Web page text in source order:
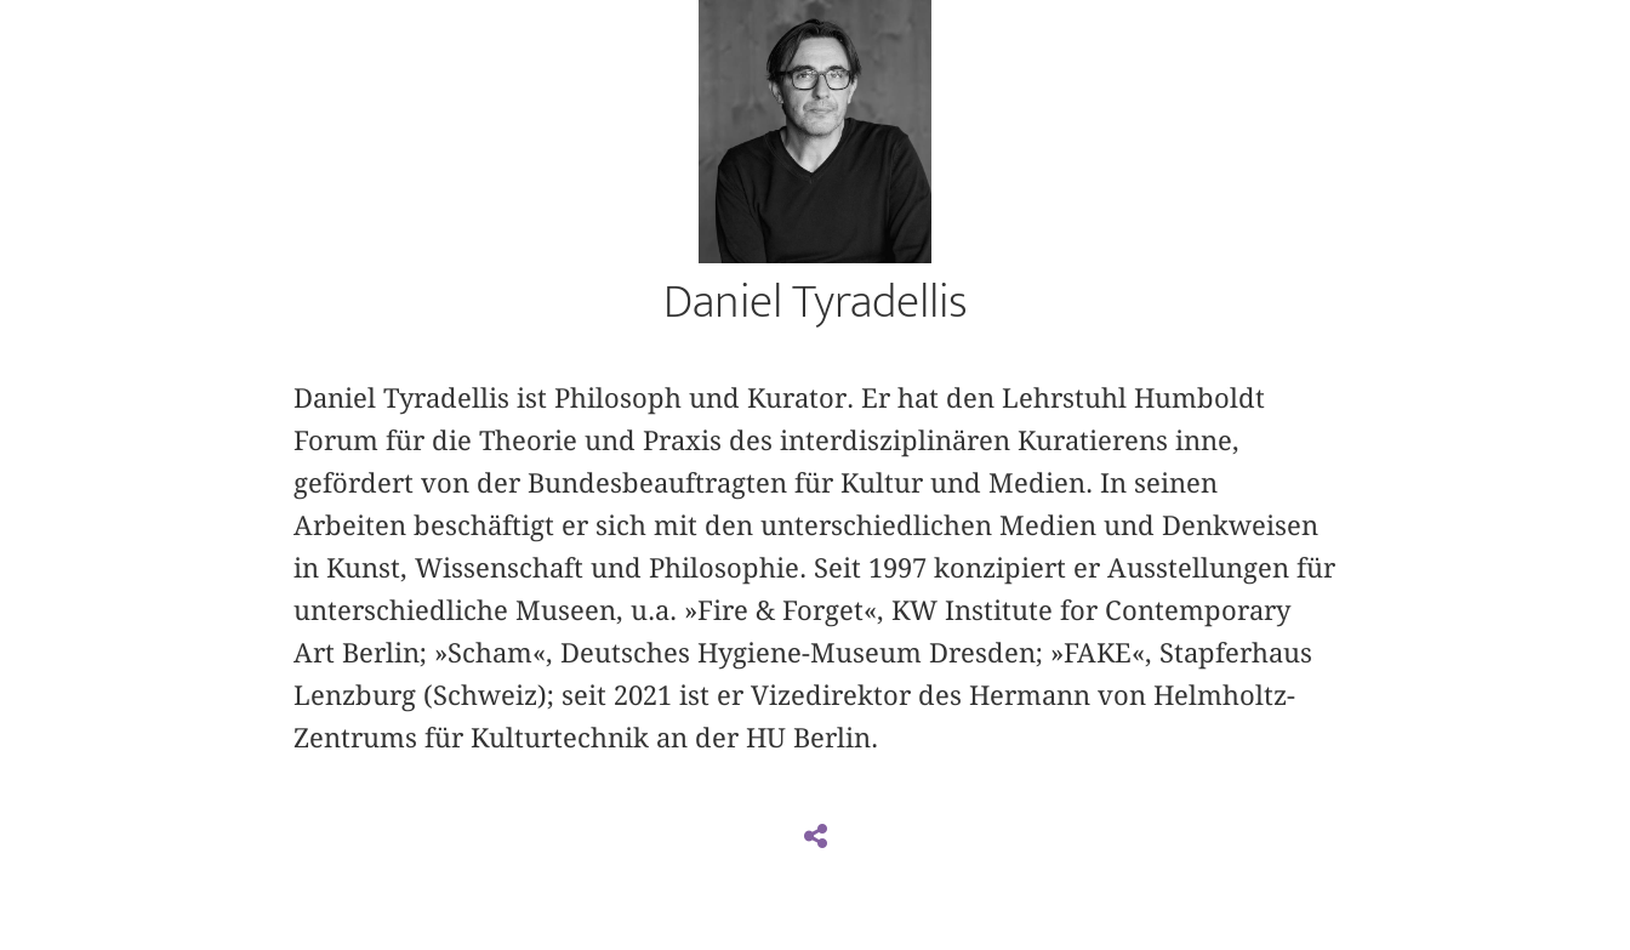
Daniel Tyradellis
Daniel Tyradellis ist Philosoph und Kurator. Er hat den Lehrstuhl Humboldt
Forum für die Theorie und Praxis des interdisziplinären Kuratierens inne,
gefördert von der Bundesbeauftragten für Kultur und Medien. In seinen
Arbeiten beschäftigt er sich mit den unterschiedlichen Medien und Denkweisen
in Kunst, Wissenschaft und Philosophie. Seit 1997 konzipiert er Ausstellungen für
unterschiedliche Museen, u.a. »Fire & Forget«, KW Institute for Contemporary
Art Berlin; »Scham«, Deutsches Hygiene-Museum Dresden; »FAKE«, Stapferhaus
Lenzburg (Schweiz); seit 2021 ist er Vizedirektor des Hermann von Helmholtz-
Zentrums für Kulturtechnik an der HU Berlin.